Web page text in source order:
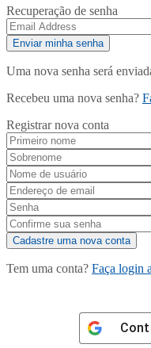
Recuperação de senha
Uma nova senha será
Recebeu uma nova senha?
Registrar nova conta
Tem uma conta? Faça login